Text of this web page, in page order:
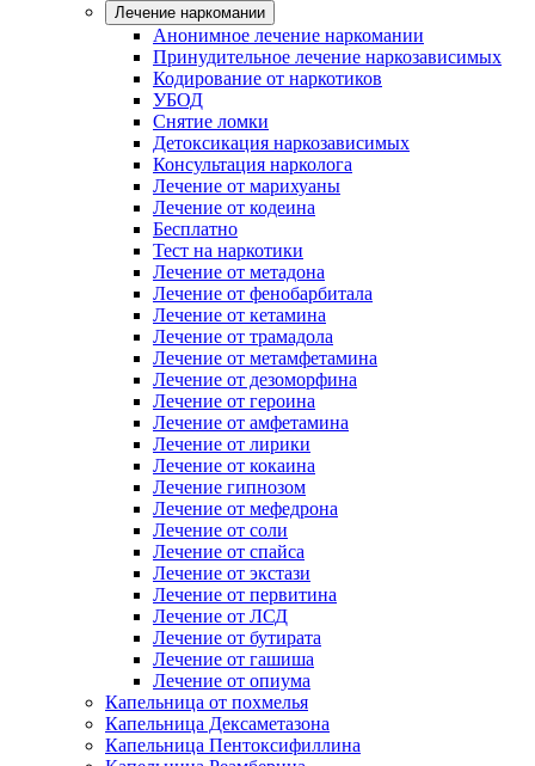
Лечение наркомании
Анонимное лечение наркомании
Принудительное лечение наркозависимых
Кодирование от наркотиков
УБОД
Снятие ломки
Детоксикация наркозависимых
Консультация нарколога
Лечение от марихуаны
Лечение от кодеина
Бесплатно
Тест на наркотики
Лечение от метадона
Лечение от фенобарбитала
Лечение от кетамина
Лечение от трамадола
Лечение от метамфетамина
Лечение от дезоморфина
Лечение от героина
Лечение от амфетамина
Лечение от лирики
Лечение от кокаина
Лечение гипнозом
Лечение от мефедрона
Лечение от соли
Лечение от спайса
Лечение от экстази
Лечение от первитина
Лечение от ЛСД
Лечение от бутирата
Лечение от гашиша
Лечение от опиума
Капельница от похмелья
Капельница Дексаметазона
Капельница Пентоксифиллина